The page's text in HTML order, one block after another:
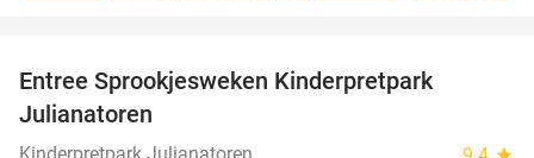
Entree Sprookjesweken Kinderpretpark
Julianatoren